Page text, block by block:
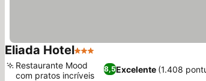
Eliada Hotel3 Estrelas
8,5Excelente (1.408
Restaurante Mood
com pratos incríveis